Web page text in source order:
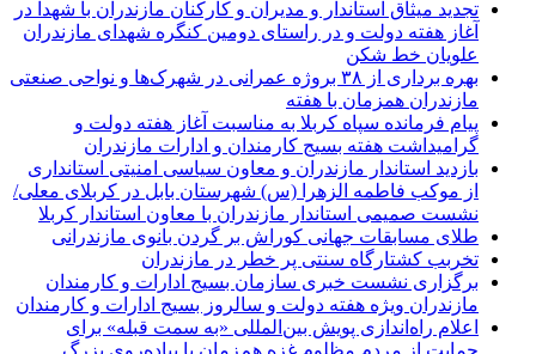
تجدید میثاق استاندار و مدیران و کارکنان مازندران با شهدا در
آغاز هفته دولت و در راستای دومین کنگره شهدای مازندران
علویان خط شکن
بهره برداری از ۳۸ بروژه عمرانی در شهرک‌ها و نواحی صنعتی
مازندران همزمان با هفته
پیام فرمانده سپاه کربلا به مناسبت آغاز هفته دولت و
گرامیداشت هفته بسیج کارمندان و ادارات مازندران
بازدید استاندار مازندران و معاون سیاسی امنیتی استانداری
از موکب فاطمه الزهرا (س) شهرستان بابل در کربلای معلی/
نشست صمیمی استاندار مازندران با معاون استاندار کربلا
طلای مسابقات جهانی کوراش بر گردن بانوی مازندرانی
تخربب کشتارگاه سنتی پر خطر در مازندران
برگزاری نشست خبری سازمان بسیج ادارات و کارمندان
مازندران ویژه هفته دولت و سالروز بسیج ادارات و کارمندان
اعلام راه‌اندازی پویش بین‌المللی «به سمت قبله» برای
حمایت از مردم مظلوم غزه هم‌زمان با پیاده‌روی بزرگ